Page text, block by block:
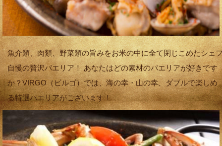
魚介類、肉類、野菜類の旨みをお米の中に全て閉じこめたシェ
自慢の贅沢パエリア！ あなたはどの素材のパエリアが好きです
か？VIRGO（ビルゴ）では、海の幸・山の幸、ダブルで楽しめ
る特選パエリアがございます！